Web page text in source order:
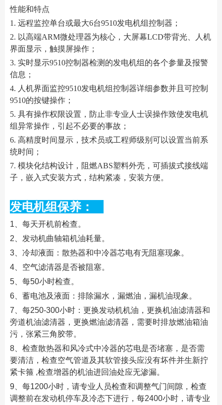
性能和特点
1. 远程监控单台或最大6台9510发电机组控制器；
2. 以高端ARM微处理器为核心，大屏幕LCD带背光、人机
界面显示，触摸屏操作；
3. 实时显示9510控制器检测的发电机组的各个参量及报警
信息；
4. 人机界面监控9510发电机组控制器详细参数并且可控制
9510的按键操作；
5. 具有操作权限设置，防止非专业人士误操作致使发电机
组异常操作，引起不必要的事故；
6. 高精度时间显示，技术员或工程师级别可以设置当前系
统时间；
7. 模块化结构设计，阻燃ABS塑料外壳，可插拔式接线端
子，嵌入式安装方式，结构紧凑，安装方便。
发电机组保养：
1、每天开机前检查。
2、发动机曲轴箱机油耗量。
3、冷却液面：散热器和中冷器芯电有无阻塞现象。
4、空气滤清器是否被阻塞。
5、每50小时检查。
6、蓄电池及液面：排除漏水，漏燃油，漏机油现象。
7、每250-300小时：更换发动机机油，更换机油滤清器和
旁道机油滤清器，更换燃油滤清器，需要时排放燃油箱油
污，张紧三角胶带。
8、检查散热器和风冷式中冷器的芯电是否堵塞，是否需
要清洁，检查空气管道及其软管接头应没有坏件并生新拧
紧卡箍 ,检查增器的机油进回油处应无渗漏。
9、每1200小时，请专业人员检查和调整气门间隙，检查
调整前在发动机停车及冷态下进行，每2400小时，请专业